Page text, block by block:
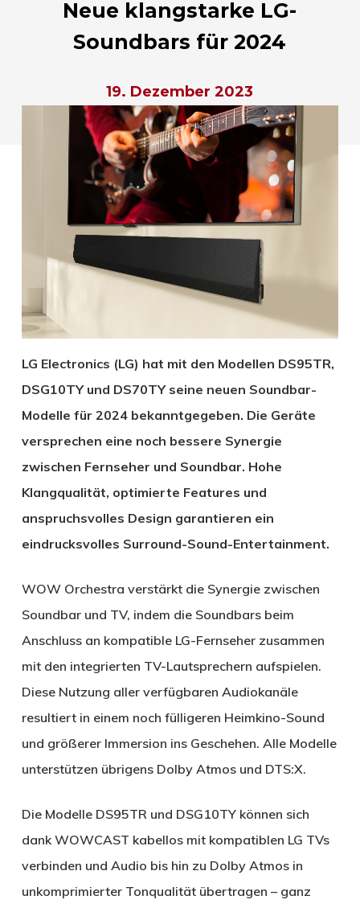
Neue klangstarke LG-
Soundbars für 2024
19. Dezember 2023
LG Electronics (LG) hat mit den Modellen DS95TR,
DSG10TY und DS70TY seine neuen Soundbar-
Modelle für 2024 bekanntgegeben. Die Geräte
versprechen eine noch bessere Synergie
zwischen Fernseher und Soundbar. Hohe
Klangqualität, optimierte Features und
anspruchsvolles Design garantieren ein
eindrucksvolles Surround-Sound-Entertainment.
WOW Orchestra verstärkt die Synergie zwischen
Soundbar und TV, indem die Soundbars beim
Anschluss an kompatible LG-Fernseher zusammen
mit den integrierten TV-Lautsprechern aufspielen.
Diese Nutzung aller verfügbaren Audiokanäle
resultiert in einem noch fülligeren Heimkino-Sound
und größerer Immersion ins Geschehen. Alle Modelle
unterstützen übrigens Dolby Atmos und DTS:X.
Die Modelle DS95TR und DSG10TY können sich
dank WOWCAST kabellos mit kompatiblen LG TVs
verbinden und Audio bis hin zu Dolby Atmos in
unkomprimierter Tonqualität übertragen – ganz